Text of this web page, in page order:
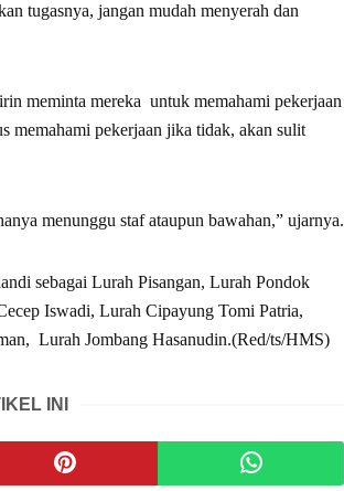
tugasnya, jangan mudah menyerah dan
meminta mereka untuk memahami pekerjaan
memahami pekerjaan jika tidak, akan sulit
menunggu staf ataupun bawahan,” ujarnya.
sebagai Lurah Pisangan, Lurah Pondok
Iswadi, Lurah Cipayung Tomi Patria,
Lurah Jombang Hasanudin.(Red/ts/HMS)
INI